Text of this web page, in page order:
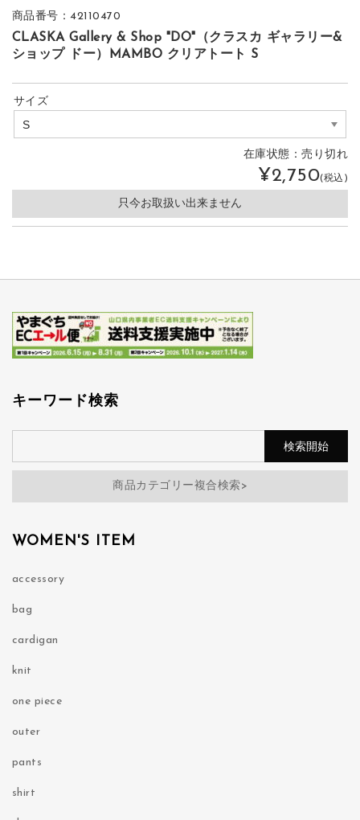
商品番号：42110470
CLASKA Gallery & Shop "DO"（クラスカ ギャラリー&
ショップ ドー）MAMBO クリアトート S
サイズ
在庫状態：売り切れ
¥2,750(税込)
只今お取扱い出来ません
キーワード検索
商品カテゴリー複合検索>
WOMEN'S ITEM
accessory
bag
cardigan
knit
one piece
outer
pants
shirt